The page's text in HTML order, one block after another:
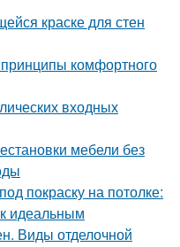
краске для стен
комфортного
входных
мебели без
покраску на потолке:
идеальным
Виды отделочной